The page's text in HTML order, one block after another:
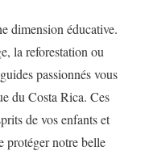
dimension éducative.
la reforestation ou
passionnés vous
du Costa Rica. Ces
de vos enfants et
protéger notre belle